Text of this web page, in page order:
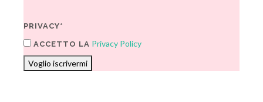
PRIVACY*
ACCETTO LA Privacy Policy
Voglio iscrivermi